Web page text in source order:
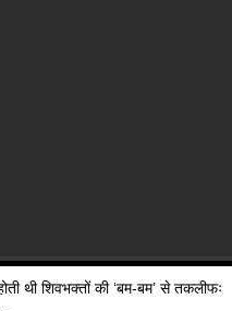
थी शिवभक्तों की ‘बम-बम’ से तकलीफः